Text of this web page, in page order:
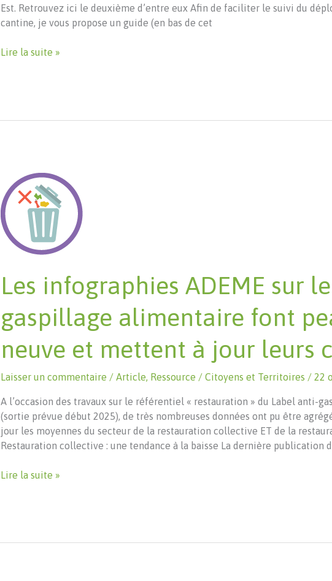
Est. Retrouvez ici le deuxième d’entre eux Afin de faciliter le suivi du
cantine, je vous propose un guide (en bas de cet
Guide
cantine
Lire la suite »
Les infographies ADEME sur le
gaspillage alimentaire font
neuve et mettent à jour leurs
Laisser un commentaire / Article, Ressource / Citoyens et Territoires / 22
A l’occasion des travaux sur le référentiel « restauration » du Label anti-
(sortie prévue début 2025), de très nombreuses données ont pu être
jour les moyennes du secteur de la restauration collective ET de la
Restauration collective : une tendance à la baisse La dernière publication
Les
Lire la suite »